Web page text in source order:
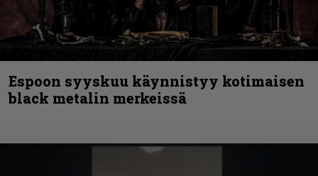
Espoon syyskuu käynnistyy kotimaisen
black metalin merkeissä